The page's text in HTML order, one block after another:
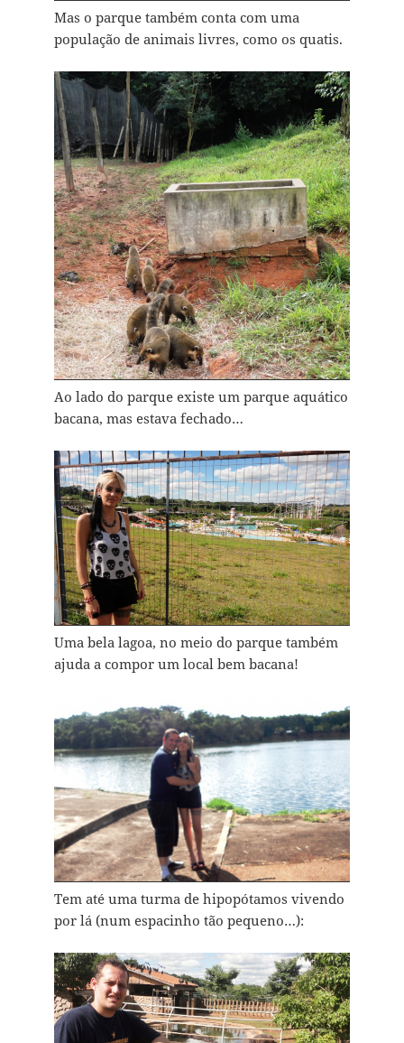
Mas o parque também conta com uma
população de animais livres, como os quatis.
Ao lado do parque existe um parque aquático
bacana, mas estava fechado…
Uma bela lagoa, no meio do parque também
ajuda a compor um local bem bacana!
Tem até uma turma de hipopótamos vivendo
por lá (num espacinho tão pequeno…):